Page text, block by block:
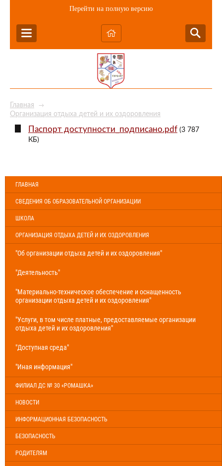
Перейти на полную версию
Главная →
Организация отдыха детей и их оздоровления
Паспорт доступности_подписано.pdf (3 787
КБ)
ГЛАВНАЯ
СВЕДЕНИЯ ОБ ОБРАЗОВАТЕЛЬНОЙ ОРГАНИЗАЦИИ
ШКОЛА
ОРГАНИЗАЦИЯ ОТДЫХА ДЕТЕЙ И ИХ ОЗДОРОВЛЕНИЯ
"Об организации отдыха детей и их оздоровления"
"Деятельность"
"Материально-техническое обеспечение и оснащенность
организации отдыха детей и их оздоровления"
"Услуги, в том числе платные, предоставляемые организации
отдыха детей и их оздоровления"
"Доступная среда"
"Иная информация"
ФИЛИАЛ ДС № 30 «РОМАШКА»
НОВОСТИ
ИНФОРМАЦИОННАЯ БЕЗОПАСНОСТЬ
БЕЗОПАСНОСТЬ
РОДИТЕЛЯМ